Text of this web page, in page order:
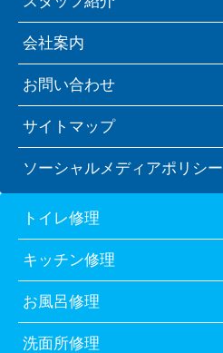
会社案内
お問い合わせ
サイトマップ
ソーシャルメディアポリシー
トイレ修理
キッチン修理
お風呂修理
洗面所修理